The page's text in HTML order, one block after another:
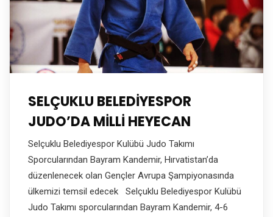
SELÇUKLU BELEDİYESPOR
JUDO’DA MİLLİ HEYECAN
Selçuklu Belediyespor Kulübü Judo Takımı
Sporcularından Bayram Kandemir, Hırvatistan’da
düzenlenecek olan Gençler Avrupa Şampiyonasında
ülkemizi temsil edecek Selçuklu Belediyespor Kulübü
Judo Takımı sporcularından Bayram Kandemir, 4-6